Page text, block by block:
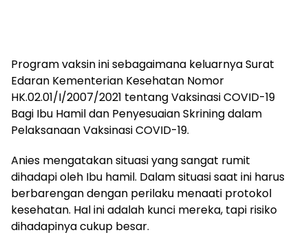
Program vaksin ini sebagaimana keluarnya Surat
Edaran Kementerian Kesehatan Nomor
HK.02.01/I/2007/2021 tentang Vaksinasi COVID-19
Bagi Ibu Hamil dan Penyesuaian Skrining dalam
Pelaksanaan Vaksinasi COVID-19.
Anies mengatakan situasi yang sangat rumit
dihadapi oleh Ibu hamil. Dalam situasi saat ini harus
berbarengan dengan perilaku menaati protokol
kesehatan. Hal ini adalah kunci mereka, tapi risiko
dihadapinya cukup besar.